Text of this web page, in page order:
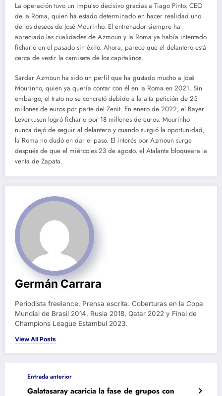
La operación tuvo un impulso decisivo gracias a Tiago Pinto, CEO
de la Roma, quien ha estado determinado en hacer realidad uno
de los deseos de José Mourinho. El entrenador siempre ha
apreciado las cualidades de Azmoun y la Roma ya había intentado
ficharlo en el pasado sin éxito. Ahora, parece que el delantero está
cerca de vestir la camiseta de los capitalinos.
Sardar Azmoun ha sido un perfil que ha gustado mucho a José
Mourinho, quien ya quería contar con él en la Roma en 2021. Sin
embargo, el trato no se concretó debido a la alta petición de 25
millones de euros por parte del Zenit. En enero de 2022, el Bayer
Leverkusen logró ficharlo por 18 millones de euros. Mourinho
nunca dejó de seguir al delantero y cuando surgió la oportunidad,
la Roma no dudó en dar el paso. El interés por Azmoun surge
después de que el miércoles 23 de agosto, el Atalanta bloqueara la
venta de Zapata.
Germán Carrara
Periodista freelance. Prensa escrita. Coberturas en la Copa
Mundial de Brasil 2014, Rusia 2018, Qatar 2022 y Final de
Champions League Estambul 2023.
View All Posts
Entrada anterior
Galatasaray acaricia la fase de grupos con